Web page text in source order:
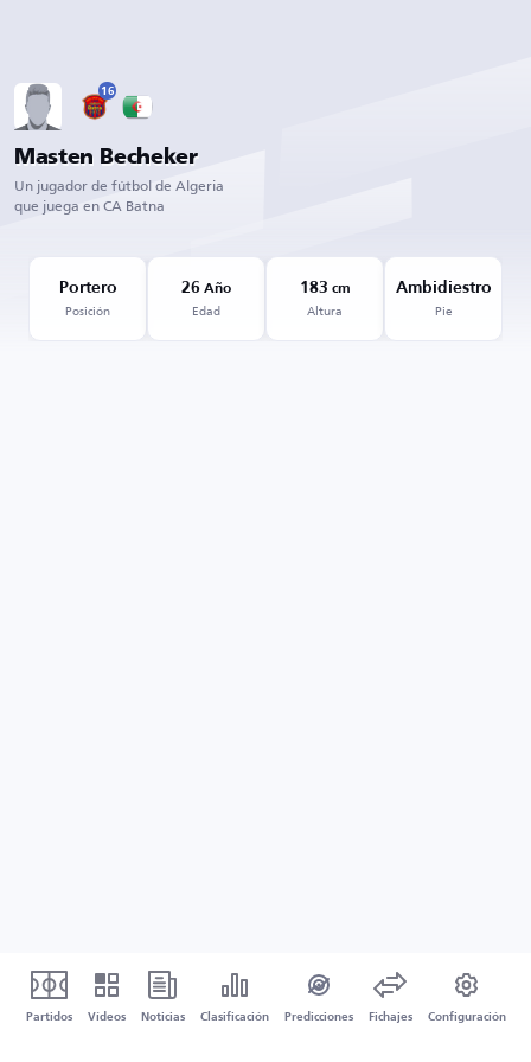
16
Masten Becheker
Un jugador de fútbol de Algeria
que juega en CA Batna
Portero
Posición
26 Año
Edad
183 cm
Altura
Ambidiestro
Pie
Partidos Vídeos Noticias Clasificación Predicciones Fichajes Configuración